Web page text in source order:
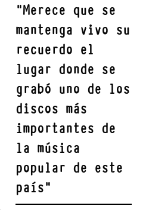
"Merece que se
mantenga vivo su
recuerdo el
lugar donde se
grabó uno de los
discos más
importantes de
la música
popular de este
país"